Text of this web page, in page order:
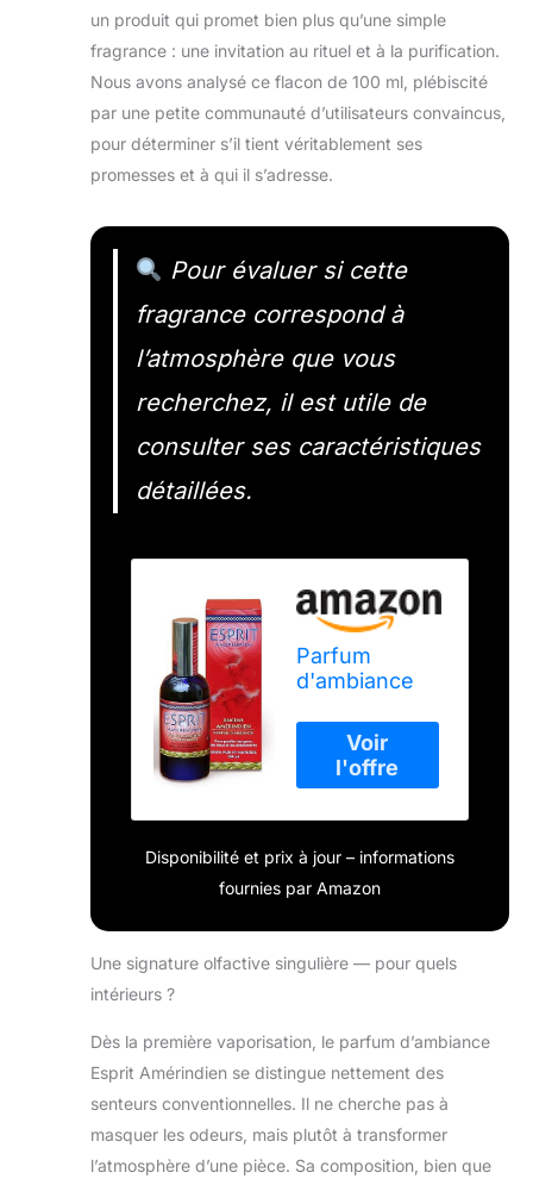
un produit qui promet bien plus qu’une simple
fragrance : une invitation au rituel et à la purification.
Nous avons analysé ce flacon de 100 ml, plébiscité
par une petite communauté d’utilisateurs convaincus,
pour déterminer s’il tient véritablement ses
promesses et à qui il s’adresse.
Pour évaluer si cette
fragrance correspond à
l’atmosphère que vous
recherchez, il est utile de
consulter ses caractéristiques
détaillées.
Parfum
d'ambiance
Amérindien
100 ML
Disponibilité et prix à jour – informations
fournies par Amazon
Une signature olfactive singulière — pour quels
intérieurs ?
Dès la première vaporisation, le parfum d’ambiance
Esprit Amérindien se distingue nettement des
senteurs conventionnelles. Il ne cherche pas à
masquer les odeurs, mais plutôt à transformer
l’atmosphère d’une pièce. Sa composition, bien que